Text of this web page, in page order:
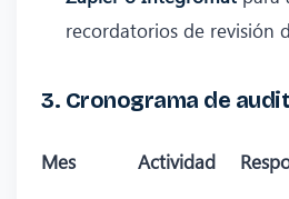
recordatorios de revisión
3. Cronograma de
Mes Actividad